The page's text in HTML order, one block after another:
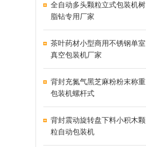
全自动多头颗粒立式包装机树
脂钻专用厂家
茶叶药材小型商用不锈钢单室
真空包装机厂家
背封充氮气黑芝麻粉粉末称重
包装机螺杆式
背封震动旋转盘下料小积木颗
粒自动包装机